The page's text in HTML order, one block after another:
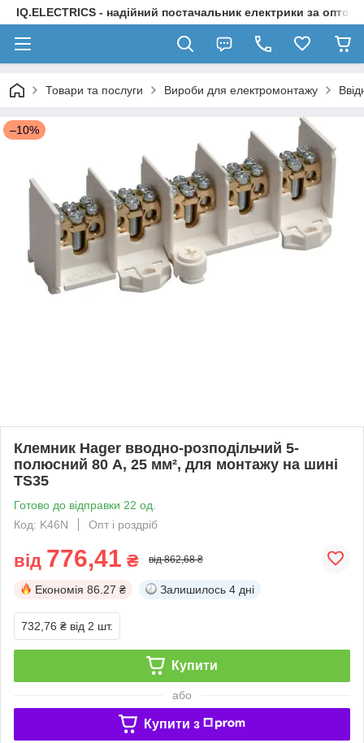
IQ.ELECTRICS - надійний постачальник електрики за
Товари та послуги Вироби для електромонтажу
–10%
Клемник Hager вводно-розподільчий 5-
полюсний 80 А, 25 мм², для монтажу на шині
TS35
Готово до відправки 22 од.
Код: K46N
Опт і роздріб
від 776,41 ₴ від 862,68 ₴
Економія 86.27 ₴ Залишилось 4 дні
732,76 ₴ від 2 шт.
Купити
або
Купити з